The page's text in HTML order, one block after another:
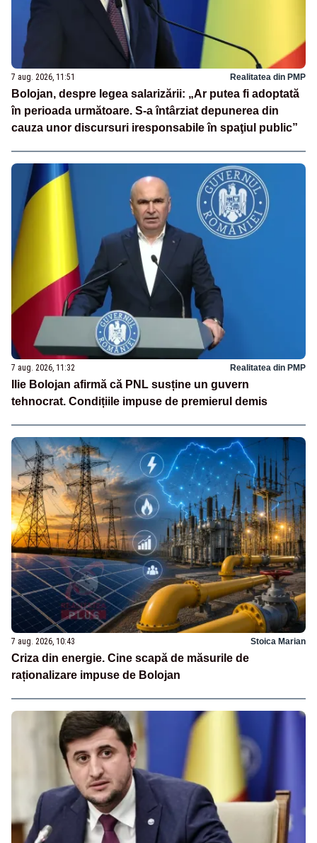
7 aug. 2026, 11:51 Realitatea din PMP
Bolojan, despre legea salarizării: „Ar putea fi adoptată
în perioada următoare. S-a întârziat depunerea din
cauza unor discursuri iresponsabile în spaţiul public”
7 aug. 2026, 11:32 Realitatea din PMP
Ilie Bolojan afirmă că PNL susține un guvern
tehnocrat. Condițiile impuse de premierul demis
7 aug. 2026, 10:43 Stoica Marian
Criza din energie. Cine scapă de măsurile de
raționalizare impuse de Bolojan